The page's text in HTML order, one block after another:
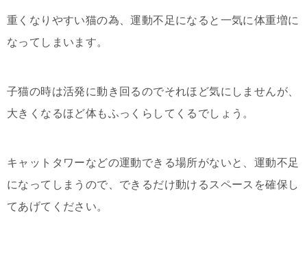
重くなりやすい猫の為、運動不足になると一気に体重増に
なってしまいます。
子猫の時は活発に動き回るのでそれほど気にしませんが、
大きくなるほど体もふっくらしてくるでしょう。
キャットタワーなどの運動できる場所がないと、運動不足
になってしまうので、できるだけ動けるスペースを確保し
てあげてください。